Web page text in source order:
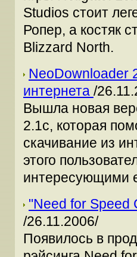
Studios стоит
Ропер, а костяк
Blizzard North.
NeoDownloader
интернета /
Вышла новая
2.1c, которая
скачивание из
этого
интересующими
"Need for Speed
/26.11.2006/
Появилось в